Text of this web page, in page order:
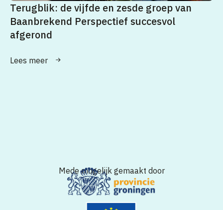
Terugblik: de vijfde en zesde groep van
Baanbrekend Perspectief succesvol
afgerond
Lees meer
Mede mogelijk gemaakt door